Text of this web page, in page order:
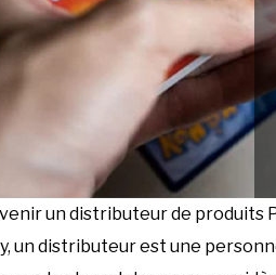
un distributeur de produits
un distributeur est une